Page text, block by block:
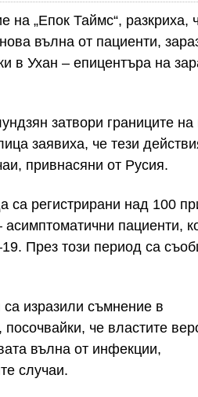
на „Епок Таймс“, разкриха,
вълна от пациенти,
в Ухан – епицентъра на
затвори границите на
заявиха, че тези
привнасяни от Русия.
са регистрирани над 100
асимптоматични пациенти,
През този период са
изразили съмнение в
че властите
вълна от инфекции,
случаи.